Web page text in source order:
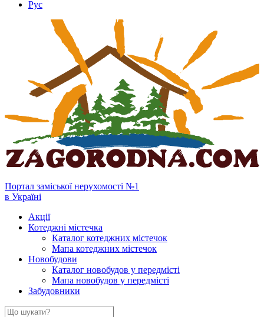
Рус
Портал заміської нерухомості №1
в Україні
Акції
Котеджні містечка
Каталог котеджних містечок
Мапа котеджних містечок
Новобудови
Каталог новобудов у передмісті
Мапа новобудов у передмісті
Забудовники